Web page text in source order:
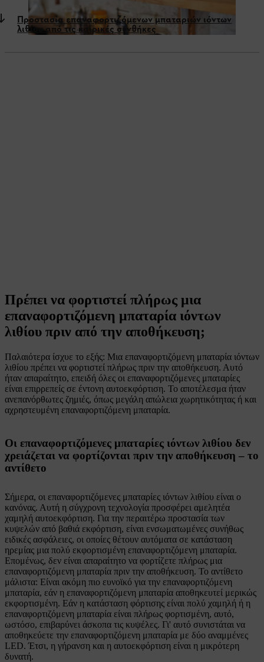
Προστασία επαναφορτιζόμενων μπαταριών ιόντων
λιθίου από τις καιρικές συνθήκες
Πρέπει να φορτιστεί πλήρως μια
επαναφορτιζόμενη μπαταρία ιόντων
λιθίου πριν από την αποθήκευση;
Παλαιότερα ίσχυε το εξής: Μια επαναφορτιζόμενη μπαταρία ιόντων
λιθίου πρέπει να φορτιστεί πλήρως πριν την αποθήκευση. Αυτό
ήταν απαραίτητο, επειδή όλες οι επαναφορτιζόμενες μπαταρίες
είναι επιρρεπείς σε έντονη αυτοεκφόρτιση. Το αποτέλεσμα ήταν
ανεπανόρθωτες ζημιές, όπως μεγάλη απώλεια χωρητικότητας ή και
αχρηστευμένη επαναφορτιζόμενη μπαταρία.
Οι επαναφορτιζόμενες μπαταρίες ιόντων λιθίου δεν
χρειάζεται να φορτίζονται πριν την αποθήκευση – το
αντίθετο
Σήμερα, οι επαναφορτιζόμενες μπαταρίες ιόντων λιθίου είναι ο
κανόνας. Αυτή η σύγχρονη τεχνολογία προσφέρει αμελητέα
χαμηλή αυτοεκφόρτιση. Για την περαιτέρω προστασία των
κυψελών από βαθιά εκφόρτιση, είναι ενσωματωμένες συνήθως
ειδικές ασφάλειες, οι οποίες θέτουν αυτόματα σε κατάσταση
ηρεμίας μια πολύ εκφορτισμένη επαναφορτιζόμενη μπαταρία.
Επομένως, δεν είναι απαραίτητο να φορτίζετε πλήρως μια
επαναφορτιζόμενη μπαταρία πριν την αποθήκευση. Το αντίθετο
μάλιστα: Είναι ακόμη πιο ευνοϊκό για την επαναφορτιζόμενη
μπαταρία, εάν η επαναφορτιζόμενη μπαταρία αποθηκευτεί μερικώς
εκφορτισμένη. Εάν η κατάσταση φόρτισης είναι πολύ χαμηλή ή η
επαναφορτιζόμενη μπαταρία είναι πλήρως φορτισμένη, αυτό,
ωστόσο, επιβαρύνει άσκοπα τις κυψέλες. Γι' αυτό συνιστάται να
αποθηκεύετε την επαναφορτιζόμενη μπαταρία με δύο αναμμένες
LED. Έτσι, η γήρανση και η αυτοεκφόρτιση είναι η μικρότερη
δυνατή.